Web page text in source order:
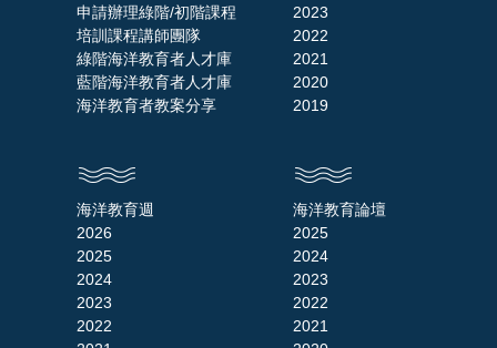
申請辦理綠階/初階課程
培訓課程講師團隊
綠階海洋教育者人才庫
藍階海洋教育者人才庫
海洋教育者教案分享
2023
2022
2021
2020
2019
海洋教育週
2026
2025
2024
2023
2022
海洋教育論壇
2025
2024
2023
2022
2021